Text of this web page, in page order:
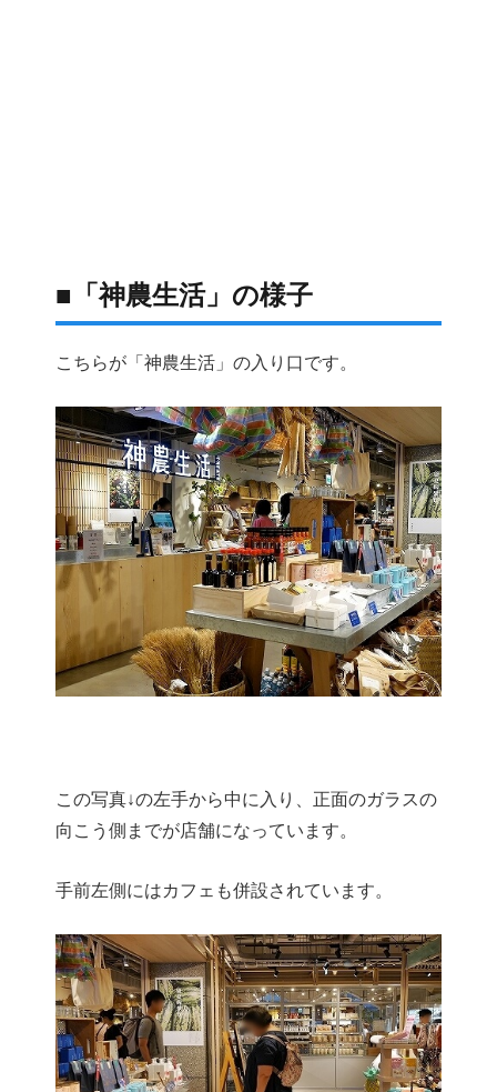
■「神農生活」の様子
こちらが「神農生活」の入り口です。
この写真↓の左手から中に入り、正面のガラスの
向こう側までが店舗になっています。
手前左側にはカフェも併設されています。